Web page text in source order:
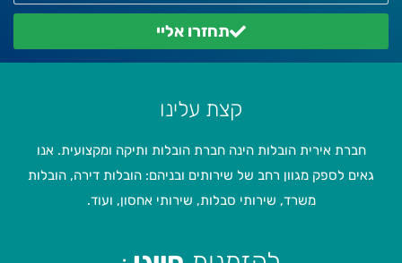
תחזרו אליי
קצת עלינו
חברת אירית הובלות הינה חברת הובלות ותיקה ומקצועית. אנו
גאים לספק מגוון רחב של שירותים ובניהם: הובלות דירה, הובלות
משרד, שירותי סבלות, שירותי אחסון, ועוד.